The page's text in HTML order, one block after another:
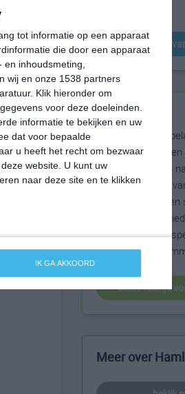
tot informatie op een apparaat
die door een apparaat
inhoudsmeting,
wij en onze 1538 partners
Klik hieronder om
voor deze doeleinden.
informatie te bekijken en uw
dat voor bepaalde
u heeft het recht om bezwaar
website. U kunt uw
naar deze site en te klikken
IK GA AKKOORD
Z 1
klimaatinfo
Beste reistijd
Het weer is een
reizen. Wil je
maanden zijn om
reizen? Op basis
weersextremen
weerinformatie
over de beste
duizenden
beste reistijd
Meer over